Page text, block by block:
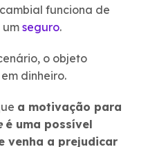
cambial funciona de
um seguro.
o objeto
dinheiro.
a motivação para
é uma possível
venha a prejudicar